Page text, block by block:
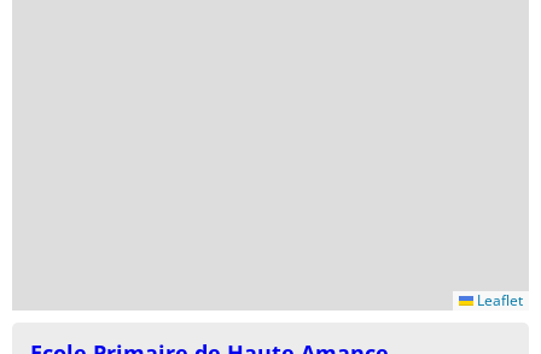
Leaflet